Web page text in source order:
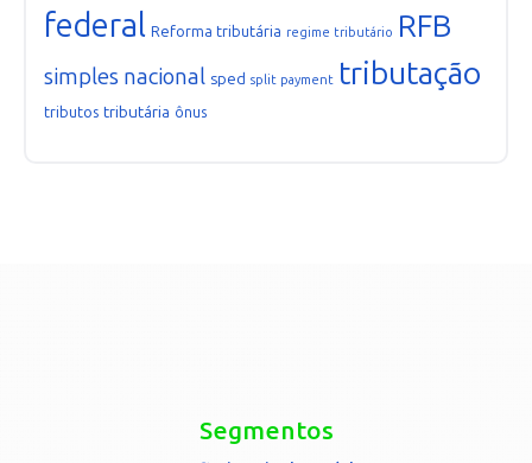
federal Reforma tributária regime tributário RFB
simples nacional sped split payment tributação
tributos tributária ônus
Segmentos